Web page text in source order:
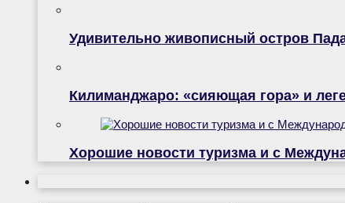
Удивительно живописный остров
Килиманджаро: «сияющая гора» и
Хорошие новости туризма и с